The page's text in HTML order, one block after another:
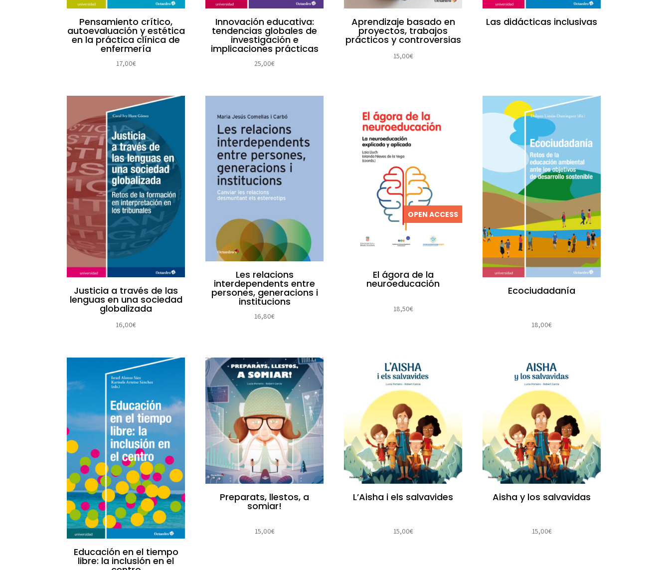
Pensamiento crítico,
autoevaluación y estética
en la práctica clínica de
enfermería
17,00€
Innovación educativa:
tendencias globales de
investigación e
implicaciones prácticas
25,00€
Aprendizaje basado en
proyectos, trabajos
prácticos y controversias
15,00€
Las didácticas inclusivas
Justicia a través de las
lenguas en una sociedad
globalizada
16,00€
Les relacions
interdependents entre
persones, generacions i
institucions
16,80€
OPEN ACCESS
El ágora de la
neuroeducación
18,50€
Ecociudadanía
18,00€
Educación en el tiempo
libre: la inclusión en el
Preparats, llestos, a
somiar!
15,00€
L’Aisha i els salvavides
15,00€
Aisha y los salvavidas
15,00€